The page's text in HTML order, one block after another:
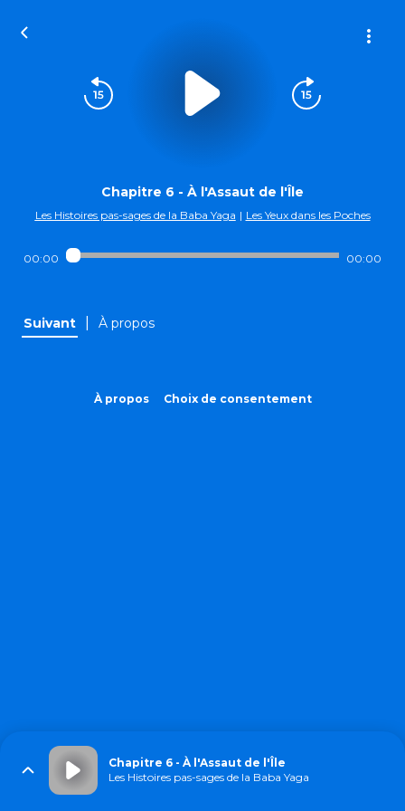
Chapitre 6 - À l'Assaut de l'Île
Les Histoires pas-sages de la Baba Yaga | Les Yeux dans les Poches
00:00 00:00
Suivant À propos
À propos Choix de consentement
Chapitre 6 - À l'Assaut de l'Île
Les Histoires pas-sages de la Baba Yaga